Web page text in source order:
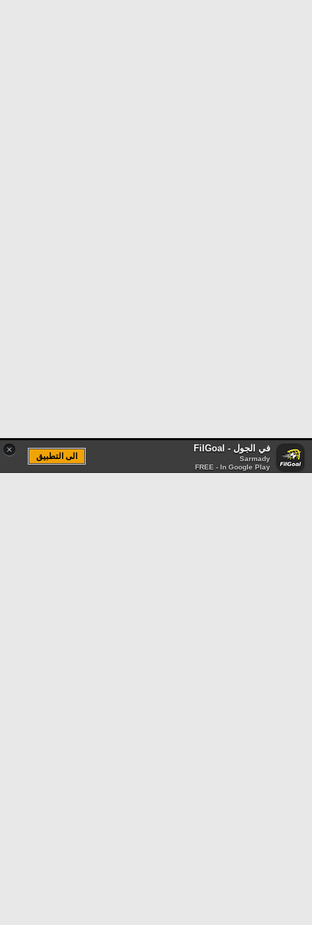
× في الجول - FilGoal
Sarmady
FREE - In Google Play
الى التطبيق